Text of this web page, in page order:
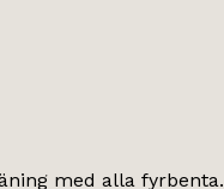
med alla fyrbenta.